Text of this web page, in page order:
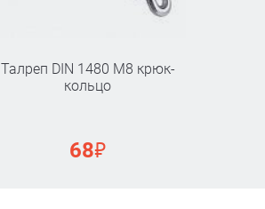
Талреп DIN 1480 М8 крюк-
кольцо
68₽